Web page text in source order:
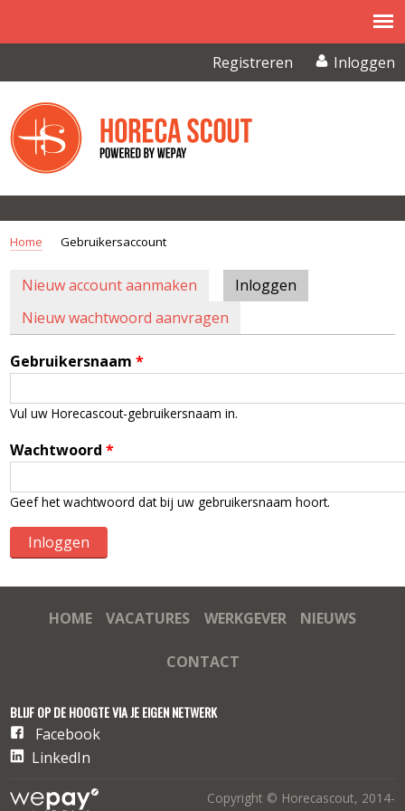
Overslaan en naar de inhoud gaanRegistreren Inloggen
Home Gebruikersaccount
PRIMAIRE TABS
Nieuw account aanmaken Inloggen
Nieuw wachtwoord aanvragen
Gebruikersnaam*
Vul uw Horecascout-gebruikersnaam in.
Wachtwoord*
Geef het wachtwoord dat bij uw gebruikersnaam hoort.
HOME VACATURES WERKGEVER NIEUWS
CONTACT
BLIJF OP DE HOOGTE VIA JE EIGEN NETWERK
Facebook
LinkedIn
Copyright © Horecascout, 2014-